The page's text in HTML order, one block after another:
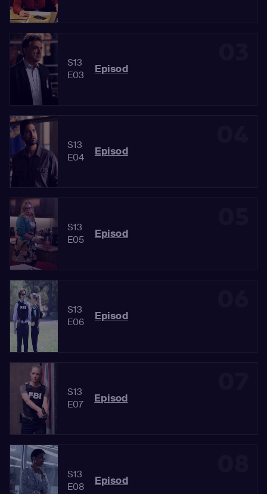
S13
E03
Episod
S13
E04
Episod
S13
E05
Episod
S13
E06
Episod
S13
E07
Episod
S13
E08
Episod